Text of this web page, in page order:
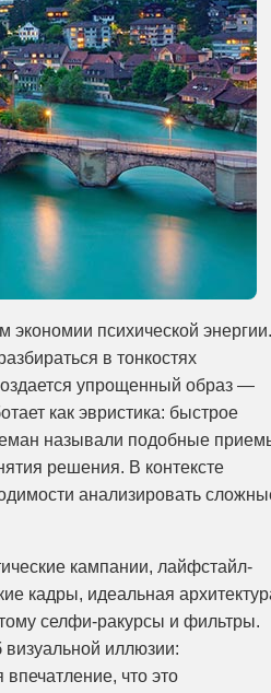
экономии психической энергии.
в тонкостях
упрощенный образ —
как эвристика: быстрое
называли подобные
решения. В контексте
анализировать
кампании, лайфстайл-
кадры, идеальная
селфи-ракурсы и фильтры.
визуальной иллюзии:
что это